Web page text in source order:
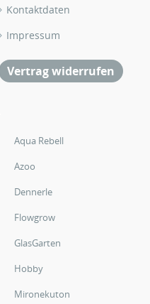
Kontaktdaten
Impressum
Vertrag widerrufen
Aqua Rebell
Azoo
Dennerle
Flowgrow
GlasGarten
Hobby
Mironekuton